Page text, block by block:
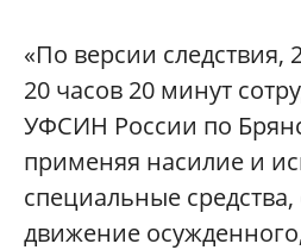
«По версии следствия,
20 часов 20 минут
УФСИН России по
применяя насилие и
специальные
движение